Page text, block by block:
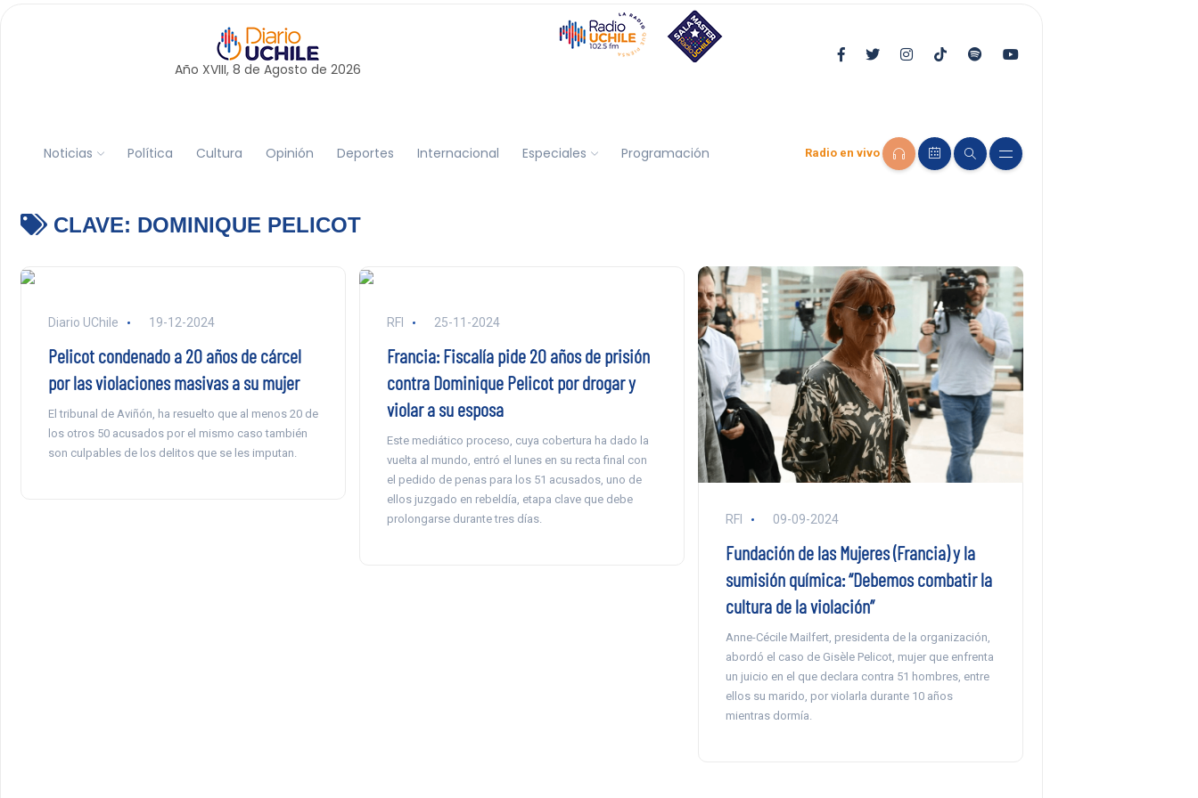
Año XVIII, 8 de Agosto de 2026
Noticias Política Cultura Opinión Deportes Internacional Especiales Programación Radio en vivo
CLAVE: DOMINIQUE PELICOT
Diario UChile 19-12-2024
Pelicot condenado a 20 años de cárcel
por las violaciones masivas a su mujer
El tribunal de Aviñón, ha resuelto que al menos 20 de
los otros 50 acusados por el mismo caso también
son culpables de los delitos que se les imputan.
RFI 25-11-2024
Francia: Fiscalía pide 20 años de prisión
contra Dominique Pelicot por drogar y
violar a su esposa
Este mediático proceso, cuya cobertura ha dado la
vuelta al mundo, entró el lunes en su recta final con
el pedido de penas para los 51 acusados, uno de
ellos juzgado en rebeldía, etapa clave que debe
prolongarse durante tres días.
RFI 09-09-2024
Fundación de las Mujeres (Francia) y la
sumisión química: “Debemos combatir la
cultura de la violación”
Anne-Cécile Mailfert, presidenta de la organización,
abordó el caso de Gisèle Pelicot, mujer que enfrenta
un juicio en el que declara contra 51 hombres, entre
ellos su marido, por violarla durante 10 años
mientras dormía.